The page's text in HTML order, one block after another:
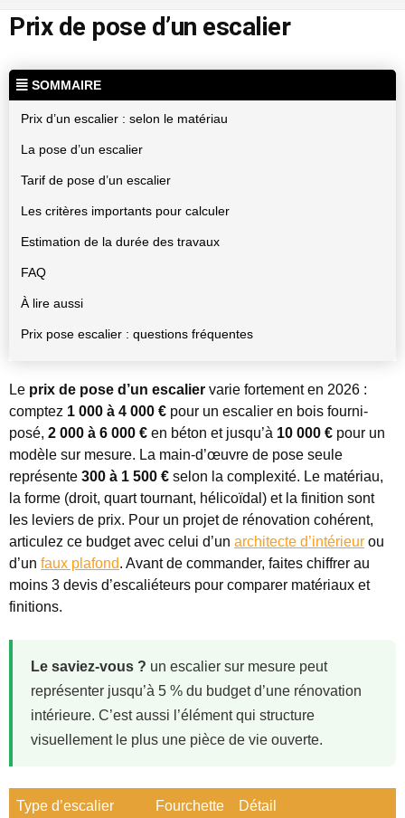
Prix de pose d’un escalier
SOMMAIRE
Prix d’un escalier : selon le matériau
La pose d’un escalier
Tarif de pose d’un escalier
Les critères importants pour calculer
Estimation de la durée des travaux
FAQ
À lire aussi
Prix pose escalier : questions fréquentes
Le prix de pose d’un escalier varie fortement en 2026 :
comptez 1 000 à 4 000 € pour un escalier en bois fourni-
posé, 2 000 à 6 000 € en béton et jusqu’à 10 000 € pour un
modèle sur mesure. La main-d’œuvre de pose seule
représente 300 à 1 500 € selon la complexité. Le matériau,
la forme (droit, quart tournant, hélicoïdal) et la finition sont
les leviers de prix. Pour un projet de rénovation cohérent,
articulez ce budget avec celui d’un architecte d’intérieur ou
d’un faux plafond. Avant de commander, faites chiffrer au
moins 3 devis d’escaliéteurs pour comparer matériaux et
finitions.
Le saviez-vous ? un escalier sur mesure peut
représenter jusqu’à 5 % du budget d’une rénovation
intérieure. C’est aussi l’élément qui structure
visuellement le plus une pièce de vie ouverte.
Type d’escalier
Fourchette
Détail